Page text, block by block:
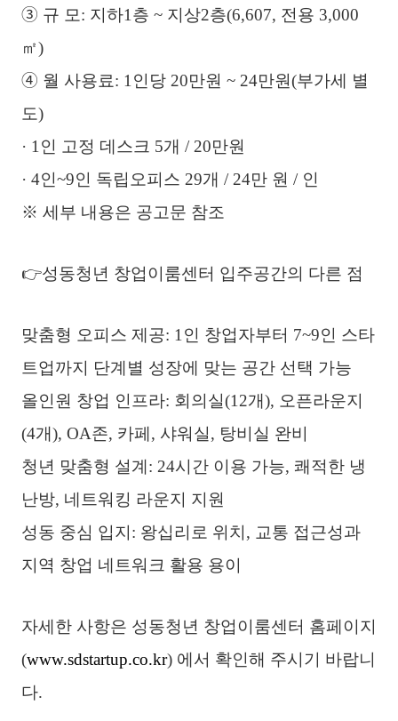
➂ 규 모: 지하1층 ~ 지상2층(6,607, 전용 3,000
㎡)
➃ 월 사용료: 1인당 20만원 ~ 24만원(부가세 별
도)
· 1인 고정 데스크 5개 / 20만원
· 4인~9인 독립오피스 29개 / 24만 원 / 인
※ 세부 내용은 공고문 참조
👉성동청년 창업이룸센터 입주공간의 다른 점
맞춤형 오피스 제공: 1인 창업자부터 7~9인 스타
트업까지 단계별 성장에 맞는 공간 선택 가능
올인원 창업 인프라: 회의실(12개), 오픈라운지
(4개), OA존, 카페, 샤워실, 탕비실 완비
청년 맞춤형 설계: 24시간 이용 가능, 쾌적한 냉
난방, 네트워킹 라운지 지원
성동 중심 입지: 왕십리로 위치, 교통 접근성과
지역 창업 네트워크 활용 용이
자세한 사항은 성동청년 창업이룸센터 홈페이지
(www.sdstartup.co.kr) 에서 확인해 주시기 바랍니
다.